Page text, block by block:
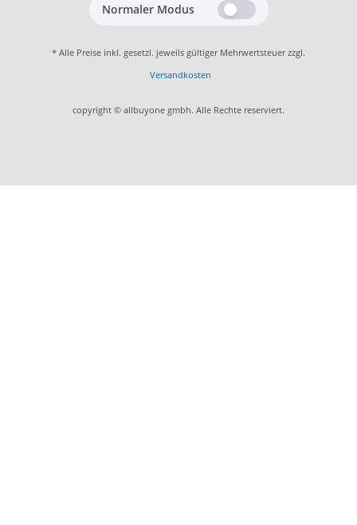
Normaler Modus
* Alle Preise inkl. gesetzl. jeweils gültiger Mehrwertsteuer zzgl.
Versandkosten
copyright © allbuyone gmbh. Alle Rechte reserviert.